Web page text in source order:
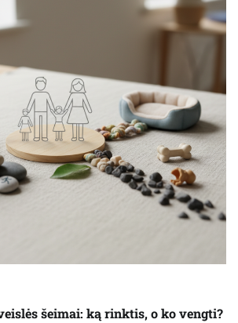
šeimai: ką rinktis, o ko vengti?